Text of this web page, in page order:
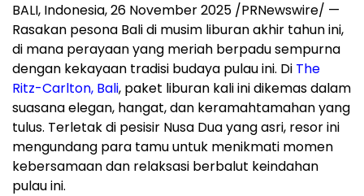
BALI, Indonesia,26 November 2025 /PRNewswire/ —
Rasakan pesona Balidi musim liburan akhir tahun ini,
di mana perayaan yang meriah berpadu sempurna
dengan kekayaan tradisi budaya pulau ini. Di The
Ritz-Carlton, Bali, paket liburan kali ini dikemas dalam
suasana elegan, hangat, dan keramahtamahan yang
tulus. Terletak di pesisir Nusa Duayang asri, resor ini
mengundang para tamu untuk menikmati momen
kebersamaan dan relaksasi berbalut keindahan
pulau ini.